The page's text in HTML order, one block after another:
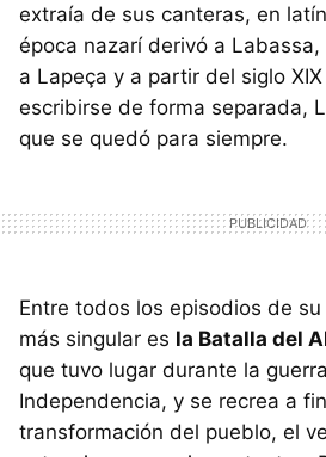
extraía de sus canteras, en
época nazarí derivó a
a Lapeça y a partir del siglo
escribirse de forma separada,
que se quedó para siempre.
Entre todos los episodios de
más singular es la Batalla del
que tuvo lugar durante la
Independencia, y se recrea a
transformación del pueblo, el